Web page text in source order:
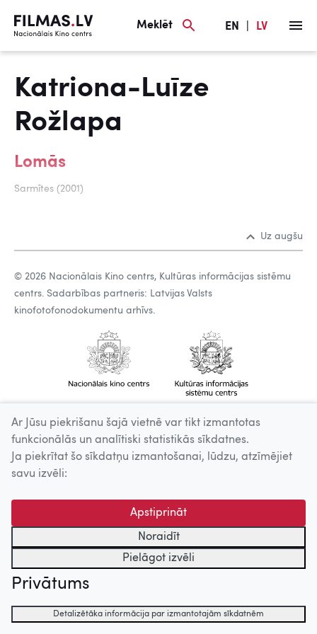
Meklēt EN LV
Katriona-Luīze
Rožlapa
Lomās
Sarmītes (2001)
Uz augšu
© 2026 Nacionālais Kino centrs, Kultūras informācijas sistēmu
centrs. Sadarbības partneris: Latvijas Valsts
kinofotofonodokumentu arhīvs.
Ar Jūsu piekrišanu šajā vietnē var tikt izmantotas
funkcionālās un analītiski statistikās sīkdatnes.
Ja piekrītat šo sīkdatņu izmantošanai, lūdzu, atzīmējiet
savu izvēli:
Apstiprināt
Noraidīt
Pielāgot izvēli
Privātums
Detalizētāka informācija par izmantotajām sīkdatnēm